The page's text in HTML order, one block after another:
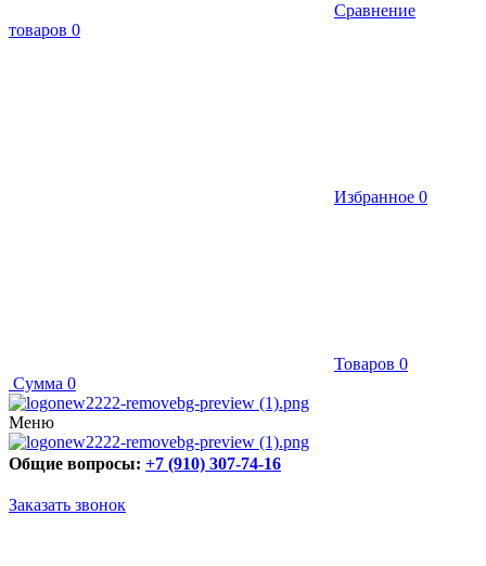
Сравнение
товаров 0
Избранное 0
Товаров 0
Сумма 0
Меню
Общие вопросы: +7 (910) 307-74-16
Заказать звонок